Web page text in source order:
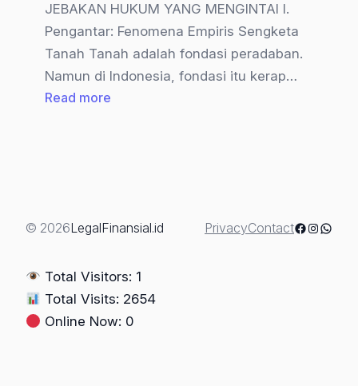
JEBAKAN HUKUM YANG MENGINTAI I.
Pengantar: Fenomena Empiris Sengketa
Tanah Tanah adalah fondasi peradaban.
Namun di Indonesia, fondasi itu kerap…
Read more
RISIKO
PEMBELI
© 2026LegalFinansial.id PrivacyContactFacebook
Total Visitors: 1
Total Visits: 2654
Online Now: 0